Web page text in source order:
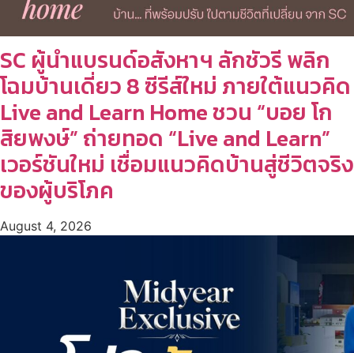
SC ผู้นำแบรนด์อสังหาฯ ลักชัวรี พลิก
โฉมบ้านเดี่ยว 8 ซีรีส์ใหม่ ภายใต้แนวคิด
Live and Learn Home ชวน “บอย โก
สิยพงษ์” ถ่ายทอด “Live and Learn”
เวอร์ชันใหม่ เชื่อมแนวคิดบ้านสู่ชีวิตจริง
ของผู้บริโภค
August 4, 2026